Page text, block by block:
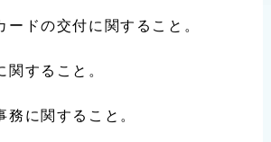
ードの交付に関すること。
関すること。
務に関すること。